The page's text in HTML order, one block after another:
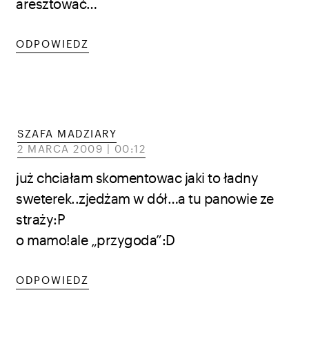
ODPOWIEDZ
SZAFA MADZIARY
2 MARCA 2009 | 00:12
już chciałam skomentowac jaki to ładny
sweterek..zjedżam w dół…a tu panowie ze
straży:P
o mamo!ale „przygoda”:D
ODPOWIEDZ